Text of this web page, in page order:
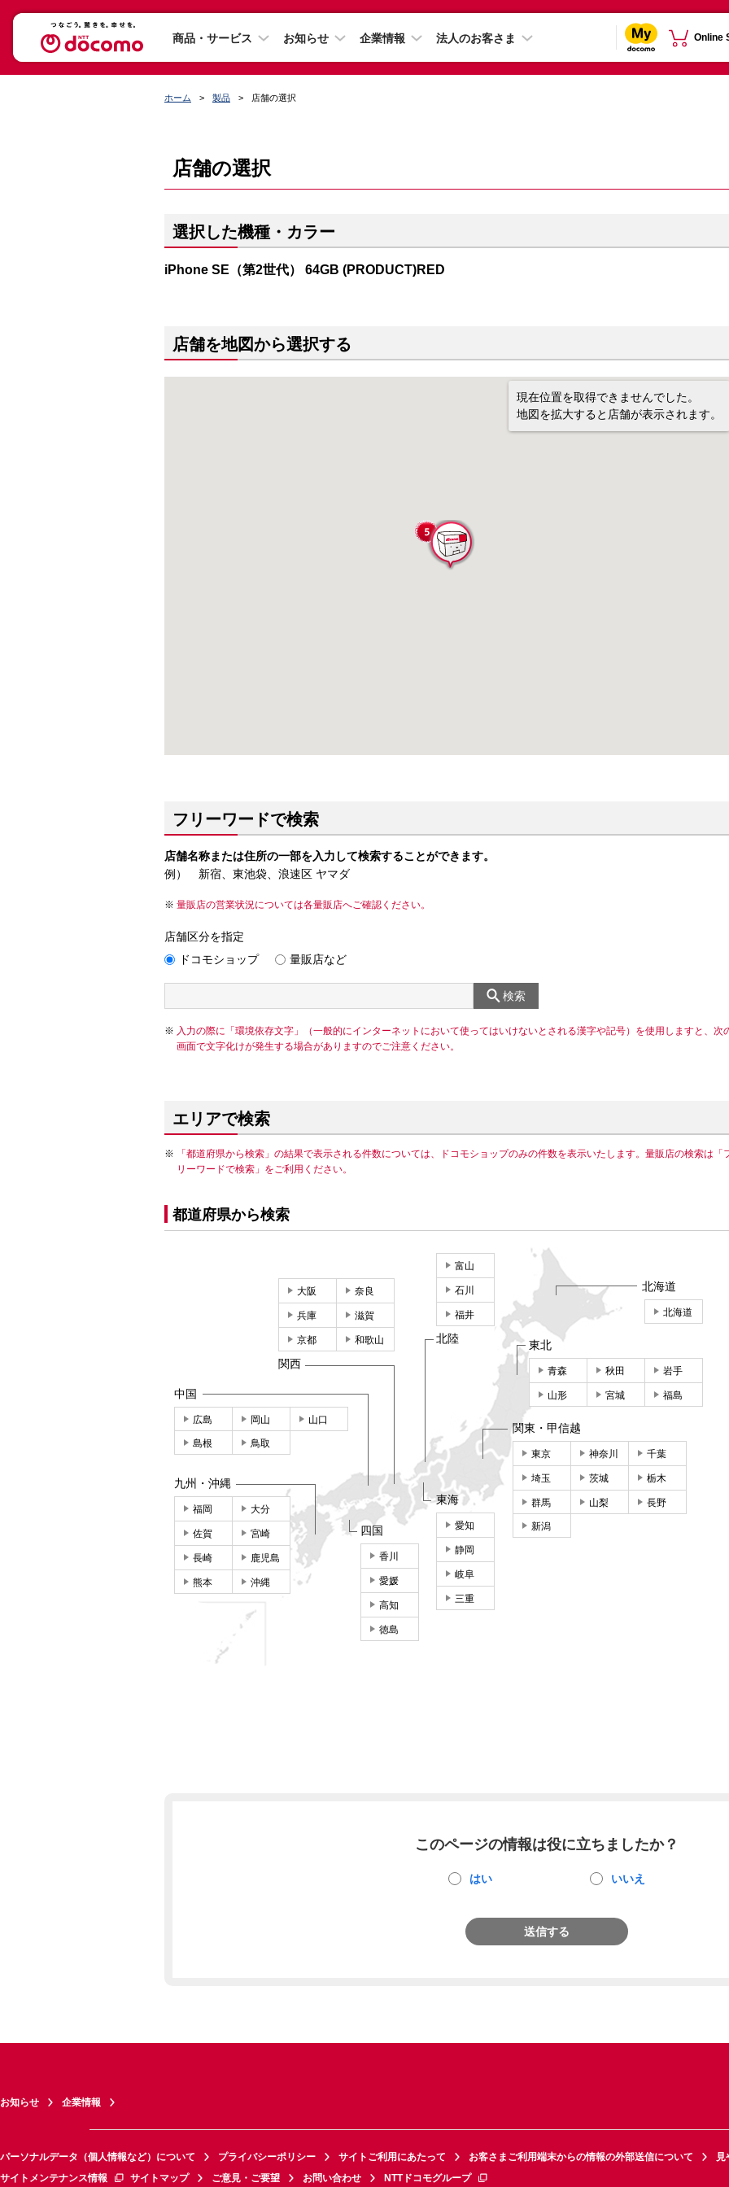
商品・サービス お知らせ 企業情報 法人のお客さま Online
ホーム 製品 店舗の選択
店舗の選択
選択した機種・カラー
iPhone SE（第2世代） 64GB (PRODUCT)RED
店舗を地図から選択する
現在位置を取得できませんでした。
地図を拡大すると店舗が表示されます。
フリーワードで検索
店舗名称または住所の一部を入力して検索することができます。
例） 新宿、東池袋、浪速区 ヤマダ
量販店の営業状況については各量販店へご確認ください。
店舗区分を指定
ドコモショップ
量販店など
検索
入力の際に「環境依存文字」（一般的にインターネットにおいて使ってはいけないとされる漢字や記号）を使用しますと、次
画面で文字化けが発生する場合がありますのでご注意ください。
エリアで検索
「都道府県から検索」の結果で表示される件数については、ドコモショップのみの件数を表示いたします。量販店の検索は「
リーワードで検索」をご利用ください。
都道府県から検索
北海道
北海道
東北
青森 秋田 岩手
山形 宮城 福島
関東・甲信越
東京 神奈川 千葉
埼玉 茨城 栃木
群馬 山梨 長野
新潟
東海
愛知
静岡
岐阜
三重
富山
石川
福井
北陸
大阪 奈良
兵庫 滋賀
京都 和歌山
関西
中国
広島 岡山 山口
島根 鳥取
四国
香川
愛媛
高知
徳島
九州・沖縄
福岡 大分
佐賀 宮崎
長崎 鹿児島
熊本 沖縄
このページの情報は役に立ちましたか？
はい いいえ
送信する
お知らせ 企業情報
パーソナルデータ（個人情報など）について プライバシーポリシー サイトご利用にあたって お客さまご利用端末からの情報の外部送信について
見
サイトメンテナンス情報
サイトマップ ご意見・ご要望 お問い合わせ NTTドコモグループ